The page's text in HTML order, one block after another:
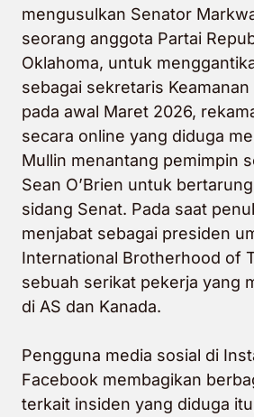
mengusulkan Senator
seorang anggota Partai
Oklahoma, untuk
sebagai sekretaris
pada awal Maret 2026,
secara online yang diduga
Mullin menantang pemimpin
Sean O’Brien untuk
sidang Senat. Pada saat
menjabat sebagai presiden
International Brotherhood of
sebuah serikat pekerja yang
di AS dan Kanada.
Pengguna media sosial di
Facebook membagikan
terkait insiden yang diduga